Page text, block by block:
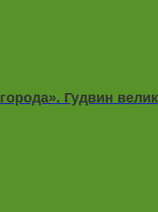
Гудвин